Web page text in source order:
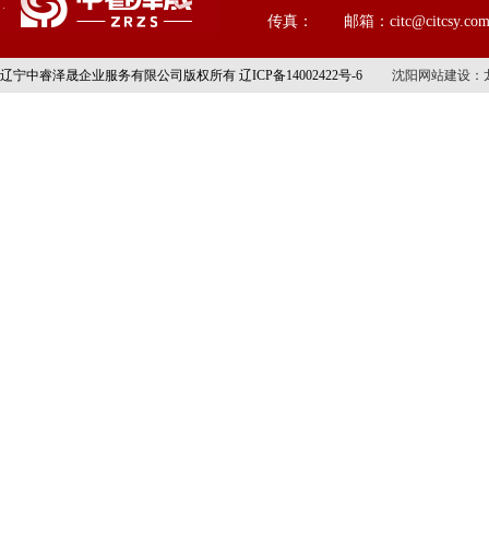
传真： 邮箱：citc@citcsy.com
辽宁中睿泽晟企业服务有限公司版权所有 辽ICP备14002422号-6 沈阳网站建设 ：